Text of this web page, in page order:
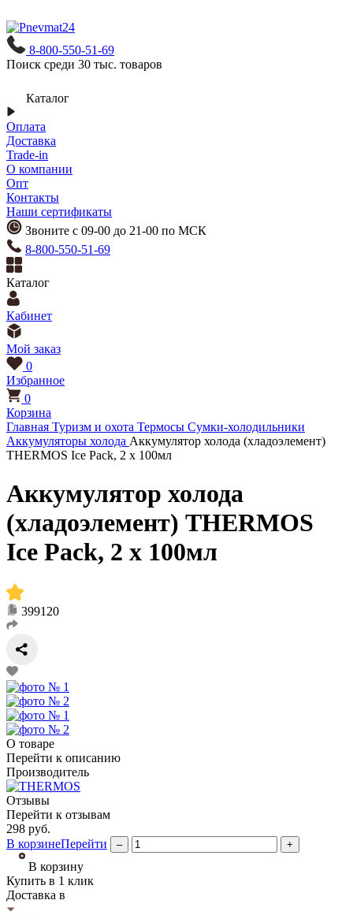
8-800-550-51-69
Поиск среди 30 тыс. товаров
Каталог
Оплата
Доставка
Trade-in
О компании
Опт
Контакты
Наши сертификаты
Звоните с 09-00 до 21-00 по МСК
8-800-550-51-69
Каталог
Кабинет
Мой заказ
0
Избранное
0
Корзина
Главная Туризм и охота Термосы Сумки-холодильники
Аккумуляторы холода Аккумулятор холода (хладоэлемент)
THERMOS Ice Pack, 2 х 100мл
Аккумулятор холода
(хладоэлемент) THERMOS
Ice Pack, 2 х 100мл
399120
О товаре
Перейти к описанию
Производитель
Отзывы
Перейти к отзывам
298 руб.
В корзинеПерейти – +
В корзину
Купить в 1 клик
Доставка в